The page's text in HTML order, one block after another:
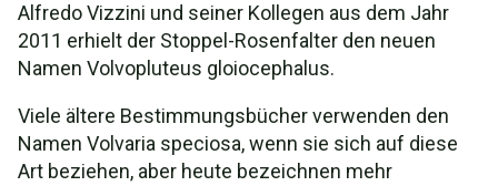
Alfredo Vizzini und seiner Kollegen aus dem Jahr
2011 erhielt der Stoppel-Rosenfalter den neuen
Namen Volvopluteus gloiocephalus.
Viele ältere Bestimmungsbücher verwenden den
Namen Volvaria speciosa, wenn sie sich auf diese
Art beziehen, aber heute bezeichnen mehr